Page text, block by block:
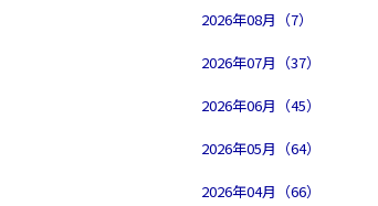
2026年08月（7）
2026年07月（37）
2026年06月（45）
2026年05月（64）
2026年04月（66）